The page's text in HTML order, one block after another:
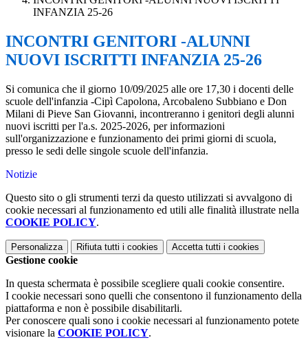
INFANZIA 25-26
INCONTRI GENITORI -ALUNNI
NUOVI ISCRITTI INFANZIA 25-26
Si comunica che il giorno 10/09/2025 alle ore 17,30 i docenti delle
scuole dell'infanzia -Cipì Capolona, Arcobaleno Subbiano e Don
Milani di Pieve San Giovanni, incontreranno i genitori degli alunni
nuovi iscritti per l'a.s. 2025-2026, per informazioni
sull'organizzazione e funzionamento dei primi giorni di scuola,
presso le sedi delle singole scuole dell'infanzia.
Notizie
Questo sito o gli strumenti terzi da questo utilizzati si avvalgono di
cookie necessari al funzionamento ed utili alle finalità illustrate nella
COOKIE POLICY.
Personalizza Rifiuta tutti i cookies Accetta tutti i cookies
Gestione cookie
In questa schermata è possibile scegliere quali cookie consentire.
I cookie necessari sono quelli che consentono il funzionamento della
piattaforma e non è possibile disabilitarli.
Per conoscere quali sono i cookie necessari al funzionamento potete
visionare la COOKIE POLICY.